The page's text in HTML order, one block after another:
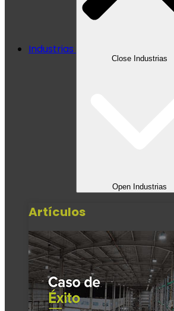
Industrias
Close Industrias
Open Industrias
Artículos